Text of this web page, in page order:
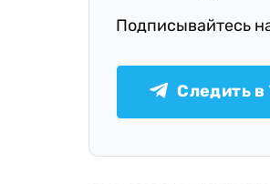
Подписывайтесь
Следить в